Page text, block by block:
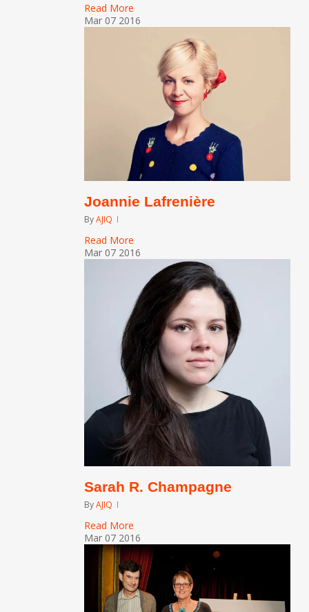
Read More
Mar 07 2016
Joannie Lafrenière
ByAJIQ
Read More
Mar 07 2016
Sarah R. Champagne
ByAJIQ
Read More
Mar 07 2016